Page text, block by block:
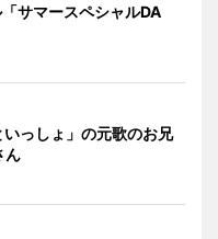
サマースペシャルDA
っしょ」の元歌のお兄
ん